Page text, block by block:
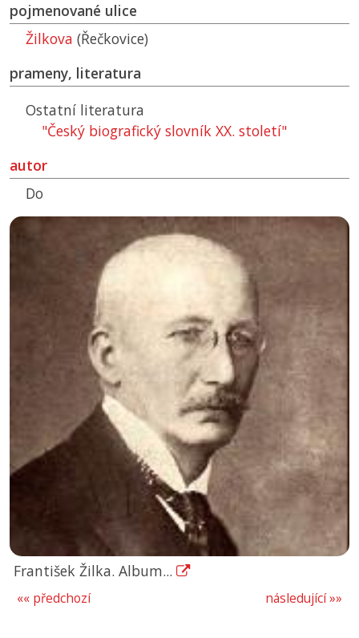
pojmenované ulice
Žilkova (Řečkovice)
prameny, literatura
Ostatní literatura
"Český biografický slovník XX. století"
autor
Do
František Žilka. Album...
následující »»
«« předchozí